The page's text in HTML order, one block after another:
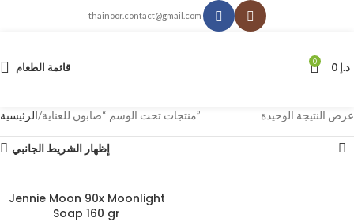
thainoor.contact@gmail.com
قائمة الطعام 0 د.إ
الرئيسية منتجات تحت الوسم “صابون للعناية” عرض النتيجة الوحيدة
إظهار الشريط الجانبي
Jennie Moon 90x Moonlight
Soap 160 gr